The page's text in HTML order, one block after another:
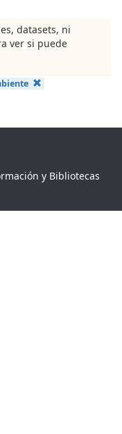
datasets, ni
ver si puede
y Bibliotecas